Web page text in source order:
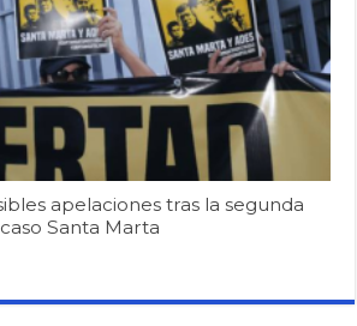
apelaciones tras la segunda
Santa Marta